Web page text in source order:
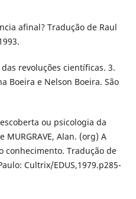
afinal? Tradução de Raul
revoluções científicas. 3.
Boeira e Nelson Boeira. São
ou psicologia da
MURGRAVE, Alan. (org) A
conhecimento. Tradução de
Cultrix/EDUS,1979.p285-